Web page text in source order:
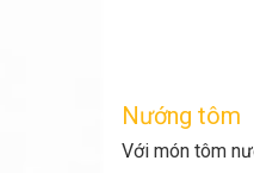
Nướng tôm
Với món tôm